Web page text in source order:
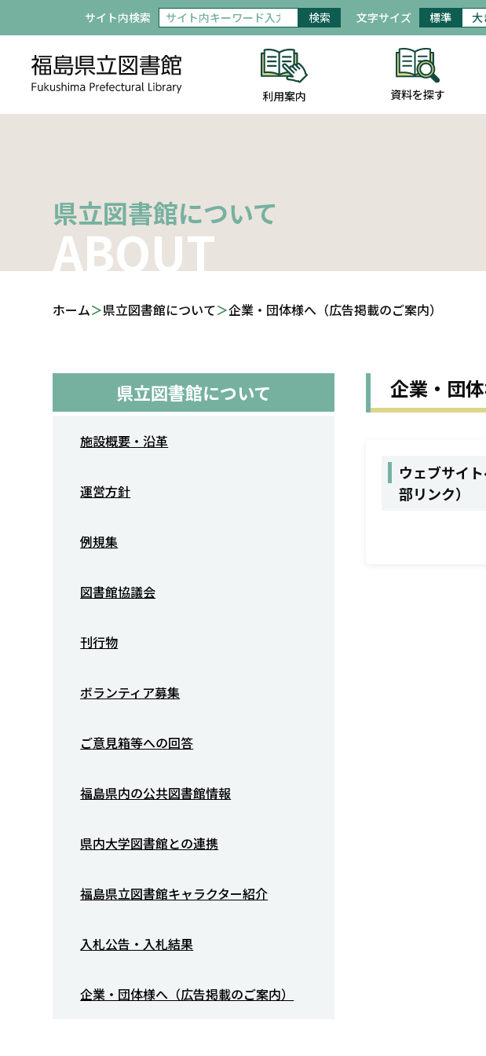
サイト内検索 検索 文字サイズ 標準 大
利用案内 資料を探す
県立図書館について
ABOUT
ホーム 県立図書館について 企業・団体様へ（広告掲載のご案内）
県立図書館について
施設概要・沿革
運営方針
例規集
図書館協議会
刊行物
ボランティア募集
ご意見箱等への回答
福島県内の公共図書館情報
県内大学図書館との連携
福島県立図書館キャラクター紹介
入札公告・入札結果
企業・団体様へ（広告掲載のご案内）
企業・団
ウェブサイ
部リンク）